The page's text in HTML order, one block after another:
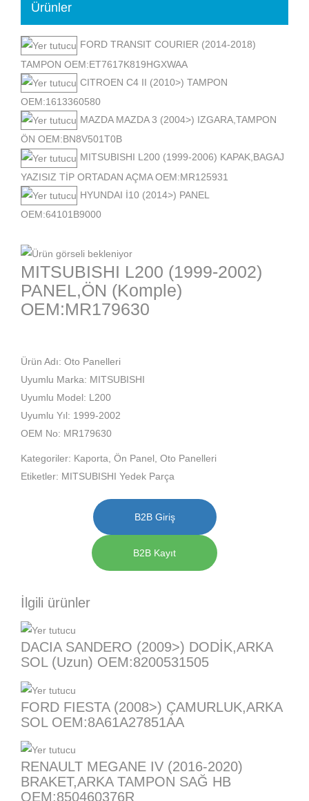
Ürünler
FORD TRANSIT COURIER (2014-2018)
TAMPON OEM:ET7617K819HGXWAA
CITROEN C4 II (2010>) TAMPON
OEM:1613360580
MAZDA MAZDA 3 (2004>) IZGARA,TAMPON
ÖN OEM:BN8V501T0B
MITSUBISHI L200 (1999-2006) KAPAK,BAGAJ
YAZISIZ TİP ORTADAN AÇMA OEM:MR125931
HYUNDAI İ10 (2014>) PANEL
OEM:64101B9000
MITSUBISHI L200 (1999-2002)
PANEL,ÖN (Komple)
OEM:MR179630
Ürün Adı: Oto Panelleri
Uyumlu Marka: MITSUBISHI
Uyumlu Model: L200
Uyumlu Yıl: 1999-2002
OEM No: MR179630
Kategoriler: Kaporta Ön Panel Oto Panelleri
Etiketler: MITSUBISHI Yedek Parça
B2B Giriş
B2B Kayıt
İlgili ürünler
DACIA SANDERO (2009>) DODİK,ARKA
SOL (Uzun) OEM:8200531505
FORD FIESTA (2008>) ÇAMURLUK,ARKA
SOL OEM:8A61A27851AA
RENAULT MEGANE IV (2016-2020)
BRAKET,ARKA TAMPON SAĞ HB
OEM:850460376R